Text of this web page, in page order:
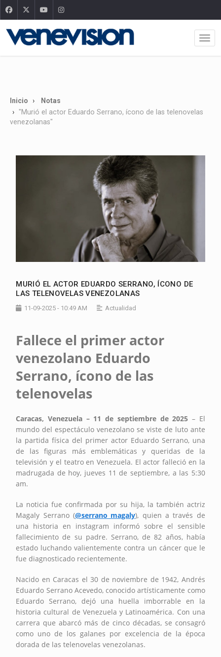
Inicio
Notas
"Murió el actor Eduardo Serrano, ícono de las telenovelas
venezolanas"
MURIÓ EL ACTOR EDUARDO SERRANO, ÍCONO DE
LAS TELENOVELAS VENEZOLANAS
11-09-2025 - 10:49 AM Actualidad
Fallece el primer actor
venezolano Eduardo
Serrano, ícono de las
telenovelas
Caracas, Venezuela – 11 de septiembre de 2025 – El
mundo del espectáculo venezolano se viste de luto ante
la partida física del primer actor Eduardo Serrano, una
de las figuras más emblemáticas y queridas de la
televisión y el teatro en Venezuela. El actor falleció en la
madrugada de hoy, jueves 11 de septiembre, a las 5:30
am.
La noticia fue confirmada por su hija, la también actriz
Magaly Serrano (@serrano_magaly), quien a través de
una historia en instagram informó sobre el sensible
fallecimiento de su padre. Serrano, de 82 años, había
estado luchando valientemente contra un cáncer que le
fue diagnosticado recientemente.
Nacido en Caracas el 30 de noviembre de 1942, Andrés
Eduardo Serrano Acevedo, conocido artísticamente como
Eduardo Serrano, dejó una huella imborrable en la
historia cultural de Venezuela y Latinoamérica. Con una
carrera que abarcó más de cinco décadas, se consagró
como uno de los galanes por excelencia de la época
dorada de las telenovelas venezolanas.